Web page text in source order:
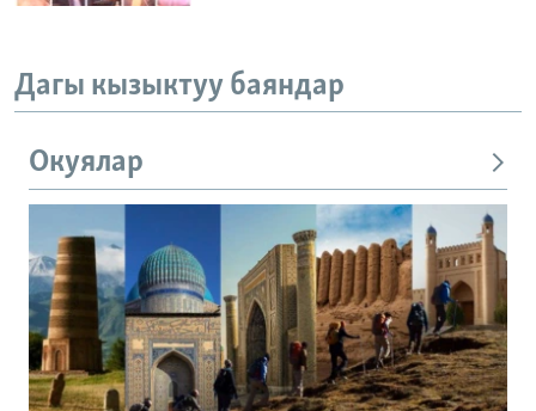
Дагы кызыктуу баяндар
Окуялар